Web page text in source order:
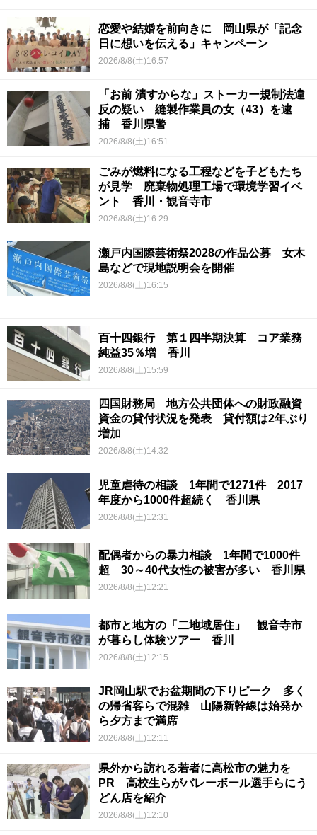
恋愛や結婚を前向きに 岡山県が「記念
日に想いを伝える」キャンペーン
2026/8/8(土)16:57
「お前 潰すからな」ストーカー規制法違
反の疑い 縫製作業員の女（43）を逮
捕 香川県警
2026/8/8(土)16:51
ごみが燃料になる工程などを子どもたち
が見学 廃棄物処理工場で環境学習イベ
ント 香川・観音寺市
2026/8/8(土)16:29
瀬戸内国際芸術祭2028の作品公募 女木
島などで現地説明会を開催
2026/8/8(土)16:15
百十四銀行 第１四半期決算 コア業務
純益35％増 香川
2026/8/8(土)15:59
四国財務局 地方公共団体への財政融資
資金の貸付状況を発表 貸付額は2年ぶり
増加
2026/8/8(土)14:32
児童虐待の相談 1年間で1271件 2017
年度から1000件超続く 香川県
2026/8/8(土)12:31
配偶者からの暴力相談 1年間で1000件
超 30～40代女性の被害が多い 香川県
2026/8/8(土)12:21
都市と地方の「二地域居住」 観音寺市
が暮らし体験ツアー 香川
2026/8/8(土)12:15
JR岡山駅でお盆期間の下りピーク 多く
の帰省客らで混雑 山陽新幹線は始発か
ら夕方まで満席
2026/8/8(土)12:11
県外から訪れる若者に高松市の魅力を
PR 高校生らがバレーボール選手らにう
どん店を紹介
2026/8/8(土)12:10